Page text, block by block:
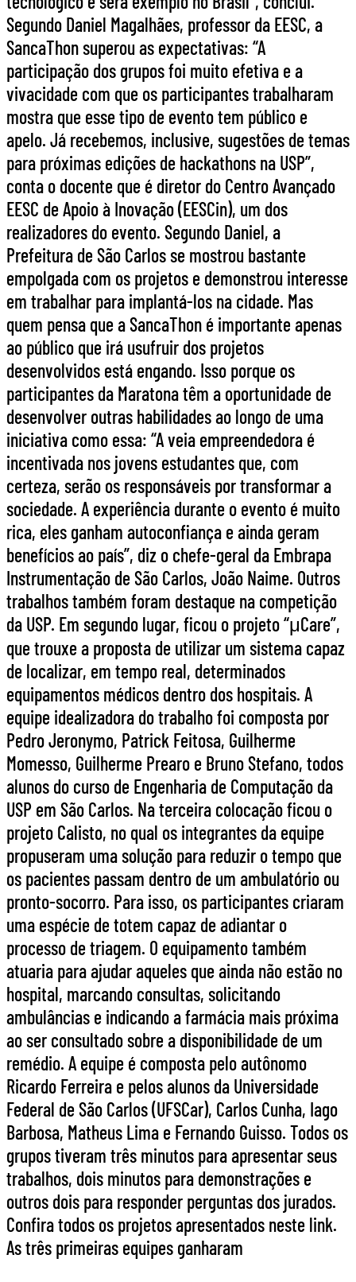
Segundo Daniel Magalhães, professor da EESC, a
SancaThon superou as expectativas: “A
participação dos grupos foi muito efetiva e a
vivacidade com que os participantes trabalharam
mostra que esse tipo de evento tem público e
apelo. Já recebemos, inclusive, sugestões de temas
para próximas edições de hackathons na USP”,
conta o docente que é diretor do Centro Avançado
EESC de Apoio à Inovação (EESCin), um dos
realizadores do evento. Segundo Daniel, a
Prefeitura de São Carlos se mostrou bastante
empolgada com os projetos e demonstrou interesse
em trabalhar para implantá-los na cidade. Mas
quem pensa que a SancaThon é importante apenas
ao público que irá usufruir dos projetos
desenvolvidos está engando. Isso porque os
participantes da Maratona têm a oportunidade de
desenvolver outras habilidades ao longo de uma
iniciativa como essa: “A veia empreendedora é
incentivada nos jovens estudantes que, com
certeza, serão os responsáveis por transformar a
sociedade. A experiência durante o evento é muito
rica, eles ganham autoconfiança e ainda geram
benefícios ao país”, diz o chefe-geral da Embrapa
Instrumentação de São Carlos, João Naime. Outros
trabalhos também foram destaque na competição
da USP. Em segundo lugar, ficou o projeto “μCare”,
que trouxe a proposta de utilizar um sistema capaz
de localizar, em tempo real, determinados
equipamentos médicos dentro dos hospitais. A
equipe idealizadora do trabalho foi composta por
Pedro Jeronymo, Patrick Feitosa, Guilherme
Momesso, Guilherme Prearo e Bruno Stefano, todos
alunos do curso de Engenharia de Computação da
USP em São Carlos. Na terceira colocação ficou o
projeto Calisto, no qual os integrantes da equipe
propuseram uma solução para reduzir o tempo que
os pacientes passam dentro de um ambulatório ou
pronto-socorro. Para isso, os participantes criaram
uma espécie de totem capaz de adiantar o
processo de triagem. O equipamento também
atuaria para ajudar aqueles que ainda não estão no
hospital, marcando consultas, solicitando
ambulâncias e indicando a farmácia mais próxima
ao ser consultado sobre a disponibilidade de um
remédio. A equipe é composta pelo autônomo
Ricardo Ferreira e pelos alunos da Universidade
Federal de São Carlos (UFSCar), Carlos Cunha, Iago
Barbosa, Matheus Lima e Fernando Guisso. Todos os
grupos tiveram três minutos para apresentar seus
trabalhos, dois minutos para demonstrações e
outros dois para responder perguntas dos jurados.
Confira todos os projetos apresentados neste link.
As três primeiras equipes ganharam